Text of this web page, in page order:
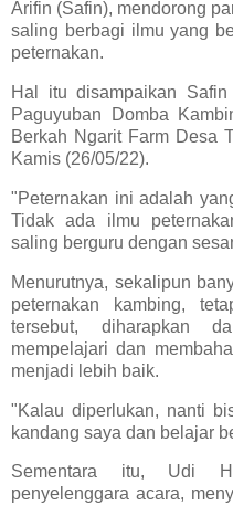
Arifin (Safin), mendorong
saling berbagi ilmu yang
peternakan.
Hal itu disampaikan
Paguyuban Domba
Berkah Ngarit Farm Desa
Kamis (26/05/22).
"Peternakan ini adalah
Tidak ada ilmu
saling berguru dengan
Menurutnya, sekalipun
peternakan kambing,
tersebut, diharapkan
mempelajari dan
menjadi lebih baik.
"Kalau diperlukan, nanti
kandang saya dan belajar
Sementara itu, Udi
penyelenggara acara,